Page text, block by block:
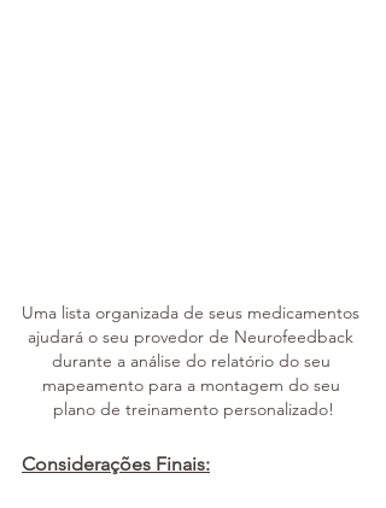
Uma lista organizada de seus medicamentos
ajudará o seu provedor de Neurofeedback
durante a análise do relatório do seu
mapeamento para a montagem do seu
plano de treinamento personalizado!
Considerações Finais: